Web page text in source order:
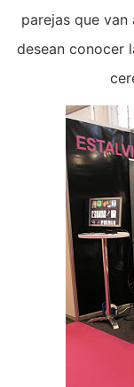
parejas que
desean conocer